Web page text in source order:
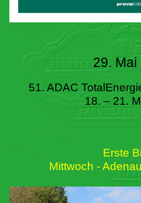
29. Mai
51. ADAC
18. – 21.
Erste
Mittwoch -